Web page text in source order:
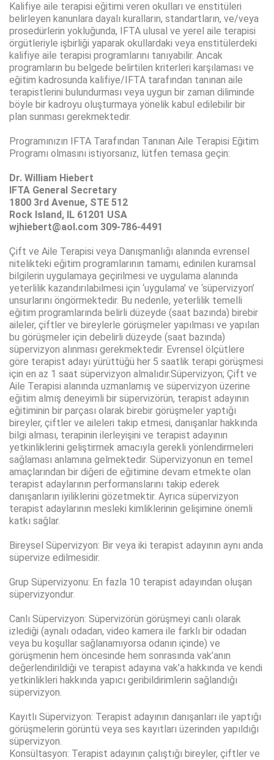
Kalifiye aile terapisi eğitimi veren okulları ve enstitüleri
belirleyen kanunlara dayalı kuralların, standartların, ve/veya
prosedürlerin yokluğunda, IFTA ulusal ve yerel aile terapisi
örgütleriyle işbirliği yaparak okullardaki veya enstitülerdeki
kalifiye aile terapisi programlarını tanıyabilir. Ancak
programların bu belgede belirtilen kriterleri karşılaması ve
eğitim kadrosunda kalifiye/IFTA tarafından tanınan aile
terapistlerini bulundurması veya uygun bir zaman diliminde
böyle bir kadroyu oluşturmaya yönelik kabul edilebilir bir
plan sunması gerekmektedir.
Programınızın IFTA Tarafından Tanınan Aile Terapisi Eğitim
Programı olmasını istiyorsanız, lütfen temasa geçin:
Dr. William Hiebert
IFTA General Secretary
1800 3rd Avenue, STE 512
Rock Island, IL 61201 USA
wjhiebert@aol.com 309-786-4491
Çift ve Aile Terapisi veya Danışmanlığı alanında evrensel
nitelikteki eğitim programlarının tamamı, edinilen kuramsal
bilgilerin uygulamaya geçirilmesi ve uygulama alanında
yeterlilik kazandırılabilmesi için ‘uygulama’ ve ‘süpervizyon’
unsurlarını öngörmektedir. Bu nedenle, yeterlilik temelli
eğitim programlarında belirli düzeyde (saat bazında) birebir
aileler, çiftler ve bireylerle görüşmeler yapılması ve yapılan
bu görüşmeler için debelirli düzeyde (saat bazında)
süpervizyon alınması gerekmektedir. Evrensel ölçütlere
göre terapist adayı yürüttüğü her 5 saatlik terapi görüşmesi
için en az 1 saat süpervizyon almalıdır.Süpervizyon; Çift ve
Aile Terapisi alanında uzmanlamış ve süpervizyon üzerine
eğitim almış deneyimli bir süpervizörün, terapist adayının
eğitiminin bir parçası olarak birebir görüşmeler yaptığı
bireyler, çiftler ve aileleri takip etmesi, danışanlar hakkında
bilgi alması, terapinin ilerleyişini ve terapist adayının
yetkinliklerini geliştirmek amacıyla gerekli yönlendirmeleri
sağlaması anlamına gelmektedir. Süpervizyonun en temel
amaçlarından bir diğeri de eğitimine devam etmekte olan
terapist adaylarının performanslarını takip ederek
danışanların iyiliklerini gözetmektir. Ayrıca süpervizyon
terapist adaylarının mesleki kimliklerinin gelişimine önemli
katkı sağlar.
Bireysel Süpervizyon: Bir veya iki terapist adayının aynı anda
süpervize edilmesidir.
Grup Süpervizyonu: En fazla 10 terapist adayından oluşan
süpervizyondur.
Canlı Süpervizyon: Süpervizörün görüşmeyi canlı olarak
izlediği (aynalı odadan, video kamera ile farklı bir odadan
veya bu koşullar sağlanamıyorsa odanın içinde) ve
görüşmenin hem öncesinde hem sonrasında vak’anın
değerlendirildiği ve terapist adayına vak’a hakkında ve kendi
yetkinlikleri hakkında yapıcı geribildirimlerin sağlandığı
süpervizyon.
Kayıtlı Süpervizyon: Terapist adayının danışanları ile yaptığı
görüşmelerin görüntü veya ses kayıtları üzerinden yapıldığı
süpervizyon.
Konsültasyon: Terapist adayının çalıştığı bireyler, çiftler ve